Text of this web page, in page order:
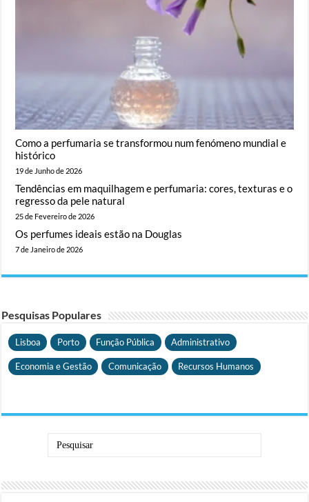
Como a perfumaria se transformou num fenómeno mundial e
histórico
19 de Junho de 2026
Tendências em maquilhagem e perfumaria: cores, texturas e o
regresso da pele natural
25 de Fevereiro de 2026
Os perfumes ideais estão na Douglas
7 de Janeiro de 2026
Pesquisas Populares
Lisboa Porto Função Pública Administrativo
Economia e Gestão Comunicação Recursos Humanos